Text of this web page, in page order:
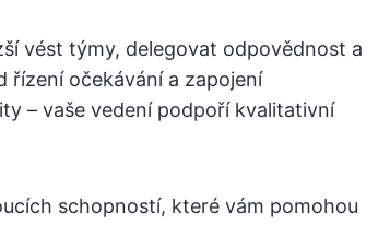
vést týmy, delegovat odpovědnost a
řízení očekávání a zapojení
– vaše vedení podpoří kvalitativní
schopností, které vám pomohou